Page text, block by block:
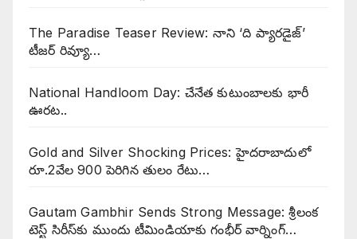
The Paradise Teaser Review: నాని ‘ది ప్యారడైజ్’
టీజర్ రివ్యూ…
National Handloom Day: చేనేత కుటుంబాలకు భారీ
ఊరట..
Gold and Silver Shocking Prices: హైదరాబాదులో
రూ.2వేల 900 పెరిగిన తులం రేటు…
Gautam Gambhir Sends Strong Message: శ్రీలంక
టెస్ట్ సిరీస్‌కు ముందు టీమిండియాకు గంభీర్ వార్నింగ్…